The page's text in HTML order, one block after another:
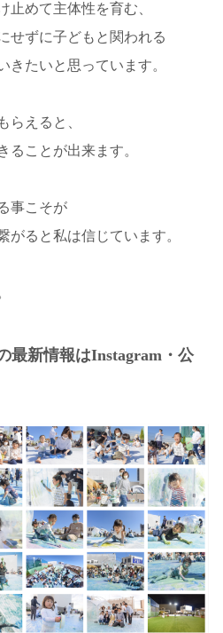
止めて主体性を育む、
せずに子どもと関われる
きたいと思っています。
らえると、
ることが出来ます。
事こそが
がると私は信じています。
最新情報はInstagram・公